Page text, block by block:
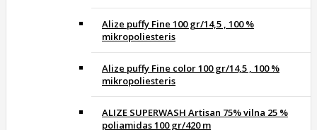
Alize puffy Fine 100 gr/14,5 , 100 %
mikropoliesteris
Alize puffy Fine color 100 gr/14,5 , 100 %
mikropoliesteris
ALIZE SUPERWASH Artisan 75% vilna 25 %
poliamidas 100 gr/420 m